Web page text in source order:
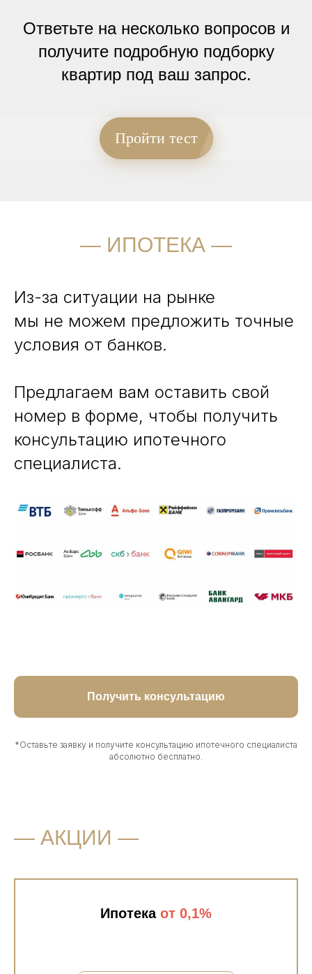
Ответьте на несколько вопросов и
получите подробную подборку
квартир под ваш запрос.
Пройти тест
― ИПОТЕКА ―
Из-за ситуации на рынке
мы не можем предложить точные
условия от банков.
Предлагаем вам оставить свой
номер в форме, чтобы получить
консультацию ипотечного
специалиста.
Получить консультацию
*Оставьте заявку и получите консультацию ипотечного специалиста
абсолютно бесплатно.
― АКЦИИ ―
Ипотека от 0,1%